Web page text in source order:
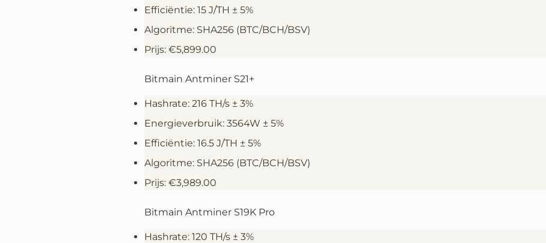
Efficiëntie: 15 J/TH ± 5%
Algoritme: SHA256 (BTC/BCH/BSV)
Prijs: €5,899.00
Bitmain Antminer S21+
Hashrate: 216 TH/s ± 3%
Energieverbruik: 3564W ± 5%
Efficiëntie: 16.5 J/TH ± 5%
Algoritme: SHA256 (BTC/BCH/BSV)
Prijs: €3,989.00
Bitmain Antminer S19K Pro
Hashrate: 120 TH/s ± 3%